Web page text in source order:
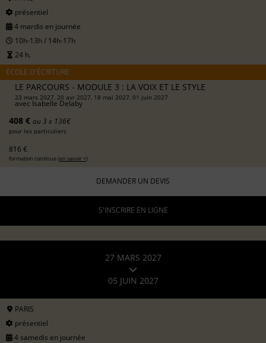
présentiel
4 mardis en journée
10h-13h / 14h-17h
24 h.
ÉCOLE D'ÉCRITURE
LE PARCOURS - MODULE 3 : LA VOIX ET LE STYLE
23 mars 2027, 20 avr 2027, 18 mai 2027, 01 juin 2027
avec Isabelle Delaby
408 € ou 3 x 136€
pour les particuliers
816 €
formation continue (en savoir +)
DEMANDER UN DEVIS
S'INSCRIRE EN LIGNE
27 MARS 2027
05 JUIN 2027
PARIS
présentiel
4 samedis en journée